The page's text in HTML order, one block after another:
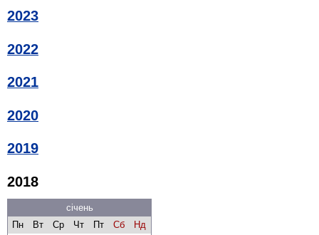
2023
2022
2021
2020
2019
2018
січень
Пн
Вт Ср Чт Пт Сб
Нд